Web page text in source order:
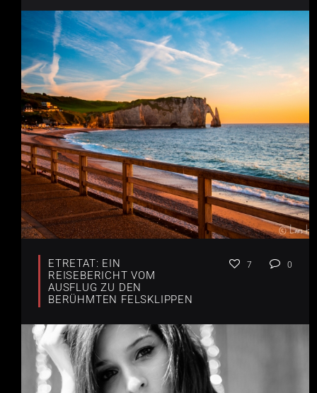
ETRETAT: EIN
REISEBERICHT VOM
AUSFLUG ZU DEN
BERÜHMTEN FELSKLIPPEN
7 0